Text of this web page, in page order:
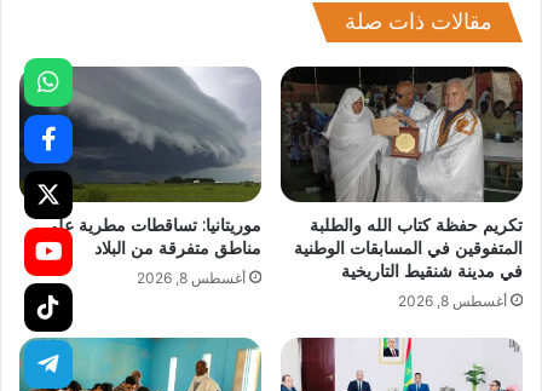
مقالات ذات صلة
تكريم حفظة كتاب الله والطلبة
المتفوقين في المسابقات الوطنية
في مدينة شنقيط التاريخية
أغسطس 8, 2026
موريتانيا: تساقطات مطرية على
مناطق متفرقة من البلاد
أغسطس 8, 2026